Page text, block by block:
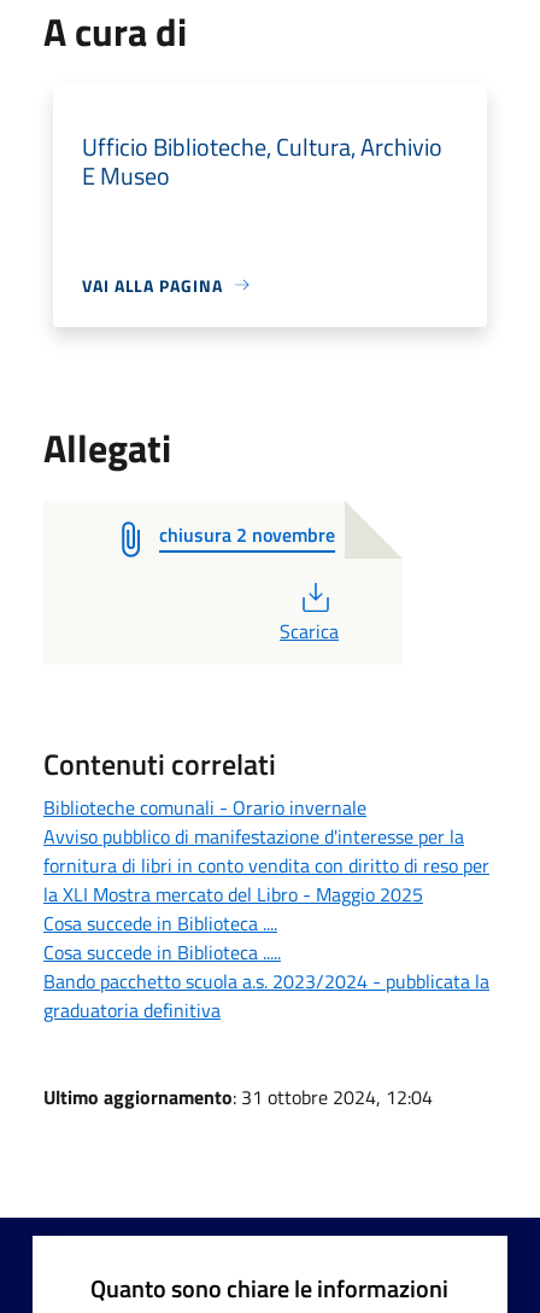
A cura di
Ufficio Biblioteche, Cultura, Archivio
E Museo
VAI ALLA PAGINA
Allegati
chiusura 2 novembre
Scarica
Contenuti correlati
Biblioteche comunali - Orario invernale
Avviso pubblico di manifestazione d'interesse per la
fornitura di libri in conto vendita con diritto di reso per
la XLI Mostra mercato del Libro - Maggio 2025
Cosa succede in Biblioteca ....
Cosa succede in Biblioteca .....
Bando pacchetto scuola a.s. 2023/2024 - pubblicata la
graduatoria definitiva
Ultimo aggiornamento: 31 ottobre 2024, 12:04
Quanto sono chiare le informazioni